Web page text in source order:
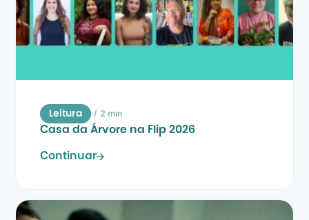
Leitura / 2 min
Casa da Árvore na Flip 2026
Continuar